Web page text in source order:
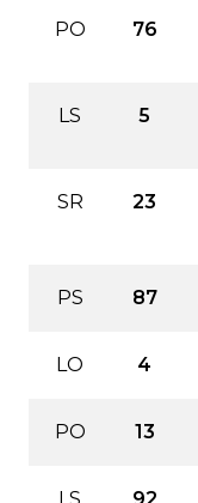
PO 76
LS 5
SR 23
PS 87
LO 4
PO 13
LS 92